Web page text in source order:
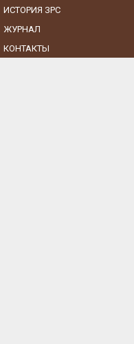
ИСТОРИЯ ЗРС
ЖУРНАЛ
КОНТАКТЫ